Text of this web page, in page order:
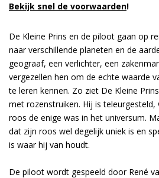
Bekijk snel de voorwaarden!
De Kleine Prins en de piloot gaan op
naar verschillende planeten en de
geograaf, een verlichter, een
vergezellen hen om de echte waarde
te leren kennen. Zo ziet De Kleine
met rozenstruiken. Hij is
roos de enige was in het universum.
dat zijn roos wel degelijk uniek is en
is waar hij van houdt.
De piloot wordt gespeeld door René